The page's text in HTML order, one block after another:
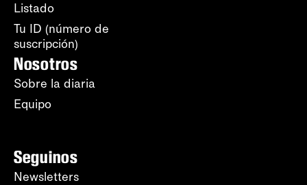
Listado
Tu ID (número de
suscripción)
Nosotros
Sobre la diaria
Equipo
Seguinos
Newsletters